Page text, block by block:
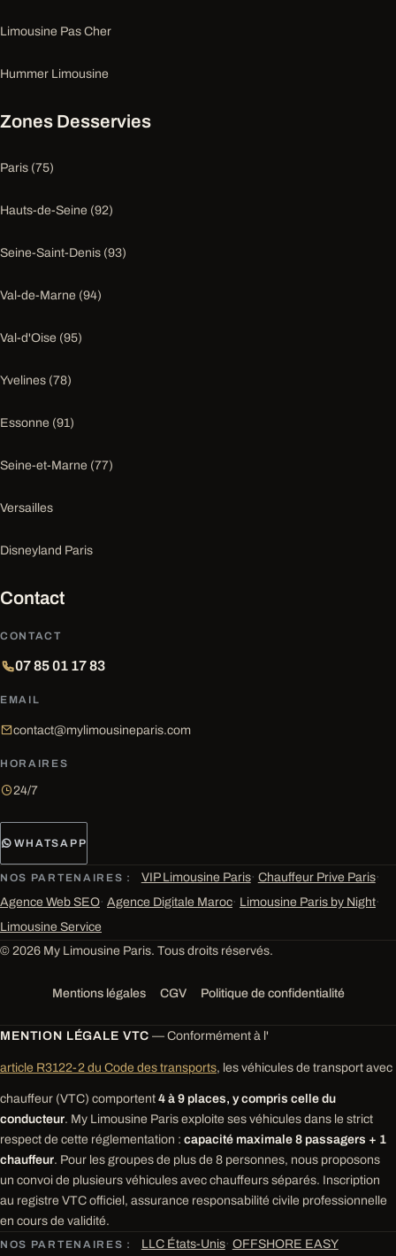
Limousine Pas Cher
Hummer Limousine
Zones Desservies
Paris (75)
Hauts-de-Seine (92)
Seine-Saint-Denis (93)
Val-de-Marne (94)
Val-d'Oise (95)
Yvelines (78)
Essonne (91)
Seine-et-Marne (77)
Versailles
Disneyland Paris
Contact
CONTACT
07 85 01 17 83
EMAIL
contact@mylimousineparis.com
HORAIRES
24/7
WHATSAPP
NOS PARTENAIRES : VIP Limousine Paris· Chauffeur Prive Paris·
Agence Web SEO· Agence Digitale Maroc· Limousine Paris by Night·
Limousine Service
© 2026 My Limousine Paris. Tous droits réservés.
Mentions légales CGV Politique de confidentialité
MENTION LÉGALE VTC — Conformément à l'
article R3122-2 du Code des transports, les véhicules de transport avec
chauffeur (VTC) comportent 4 à 9 places, y compris celle du
conducteur. My Limousine Paris exploite ses véhicules dans le strict
respect de cette réglementation : capacité maximale 8 passagers + 1
chauffeur. Pour les groupes de plus de 8 personnes, nous proposons
un convoi de plusieurs véhicules avec chauffeurs séparés. Inscription
au registre VTC officiel, assurance responsabilité civile professionnelle
en cours de validité.
NOS PARTENAIRES : LLC États-Unis· OFFSHORE EASY